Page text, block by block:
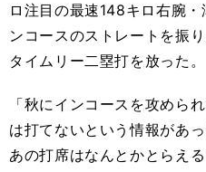
ロ注目の最速148キロ右腕
ンコースのストレートを振
タイムリー二塁打を放った。
「秋にインコースを攻めら
は打てないという情報があ
あの打席はなんとかとらえ